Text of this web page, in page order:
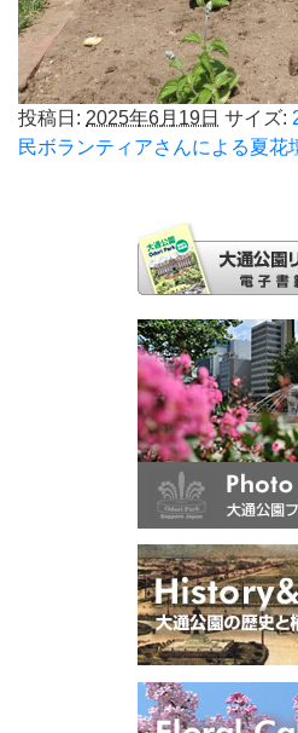
投稿日: 2025年6月19日 サイズ:
民ボランティアさんによる夏花